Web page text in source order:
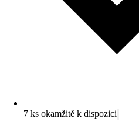
7 ks okamžitě k dispozici